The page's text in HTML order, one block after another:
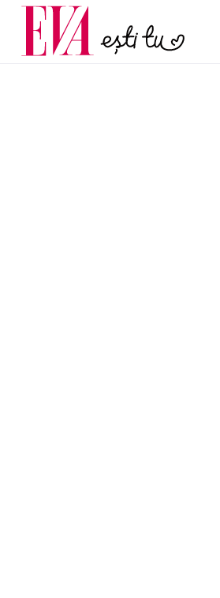
Carieră
Actualitate